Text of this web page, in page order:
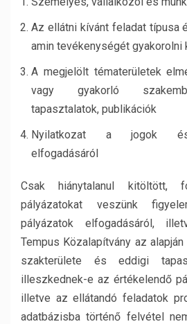
Az ellátni kívánt feladat típusa
amin tevékenységét gyakorolni
A megjelölt tématerületek
vagy gyakorló
tapasztalatok, publikációk
Nyilatkozat a jogok és
elfogadásáról
Csak hiánytalanul kitöltött,
pályázatokat veszünk
pályázatok elfogadásáról,
Tempus Közalapítvány az
szakterülete és eddigi
illeszkednek-e az értékelendő
illetve az ellátandó feladatok
adatbázisba történő felvétel